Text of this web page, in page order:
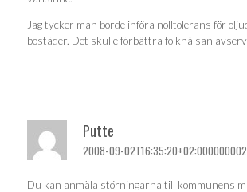
Jag tycker man borde införa nolltolerans för
bostäder. Det skulle förbättra folkhälsan
Putte
2008-09-
Du kan anmäla störningarna till kommunens